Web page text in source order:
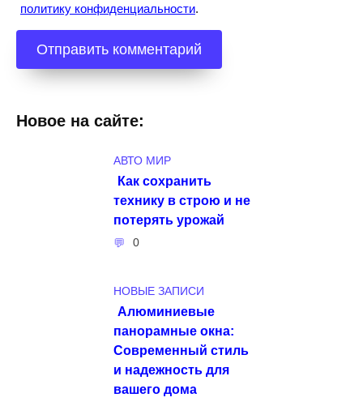
политику конфиденциальности.
Новое на сайте:
АВТО МИР
Как сохранить
технику в строю и не
потерять урожай
0
НОВЫЕ ЗАПИСИ
Алюминиевые
панорамные окна:
Современный стиль
и надежность для
вашего дома